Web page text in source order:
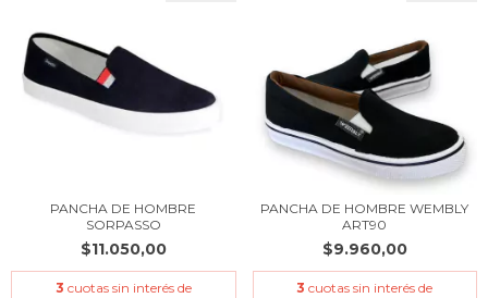
PANCHA DE HOMBRE
SORPASSO
$11.050,00
3 cuotas sin interés de
PANCHA DE HOMBRE WEMBLY
ART90
$9.960,00
3 cuotas sin interés de